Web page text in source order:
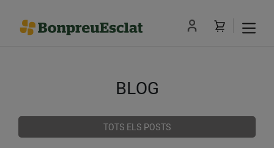
BLOG
TOTS ELS POSTS